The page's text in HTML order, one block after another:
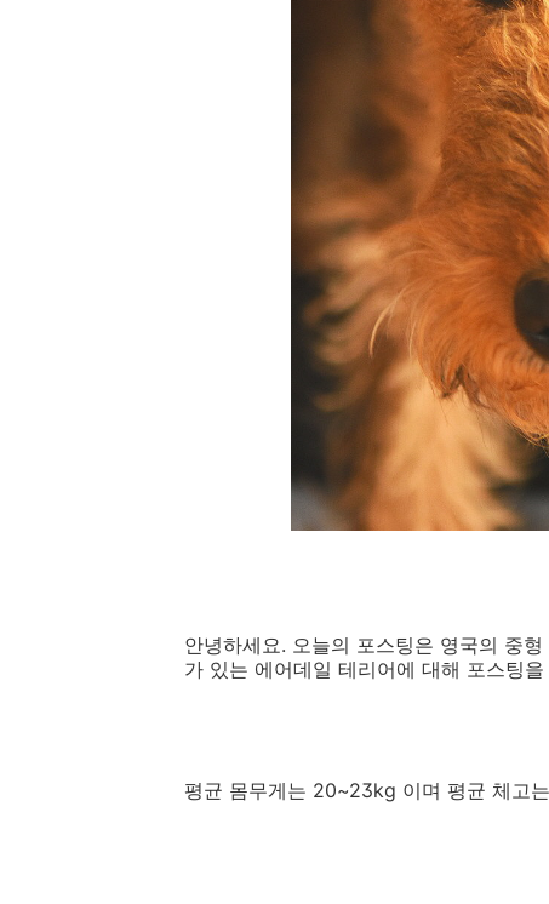
안녕하세요. 오늘의 포스팅은 영국의 중
가 있는 에어데일 테리어에 대해 포스팅
평균 몸무게는 20~23kg 이며 평균 체고